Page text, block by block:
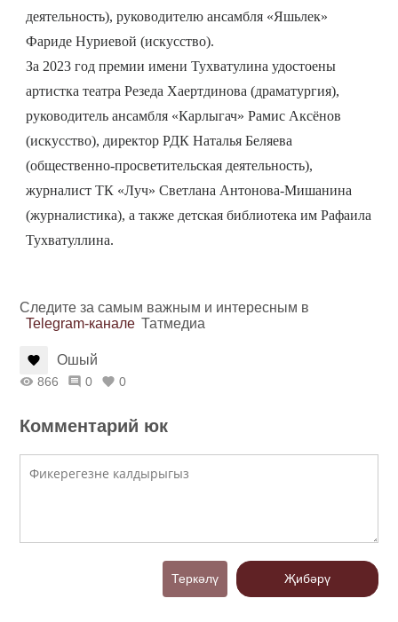
деятельность), руководителю ансамбля «Яшьлек»
Фариде Нуриевой (искусство).
За 2023 год премии имени Тухватулина удостоены
артистка театра Резеда Хаертдинова (драматургия),
руководитель ансамбля «Карлыгач» Рамис Аксёнов
(искусство), директор РДК Наталья Беляева
(общественно-просветительская деятельность),
журналист ТК «Луч» Светлана Антонова-Мишанина
(журналистика), а также детская библиотека им Рафаила
Тухватуллина.
Следите за самым важным и интересным в
Telegram-канале Татмедиа
Ошый
866 0 0
Комментарий юк
Теркәлү Җибәрү